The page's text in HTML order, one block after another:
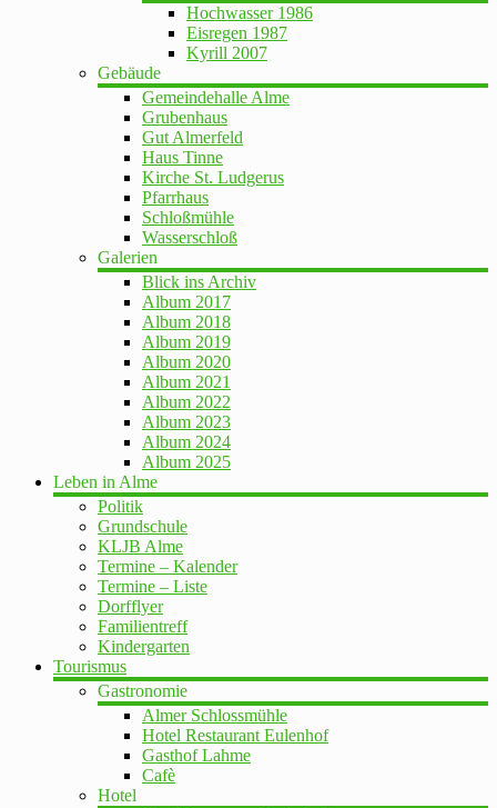
Hochwasser 1986
Eisregen 1987
Kyrill 2007
Gebäude
Gemeindehalle Alme
Grubenhaus
Gut Almerfeld
Haus Tinne
Kirche St. Ludgerus
Pfarrhaus
Schloßmühle
Wasserschloß
Galerien
Blick ins Archiv
Album 2017
Album 2018
Album 2019
Album 2020
Album 2021
Album 2022
Album 2023
Album 2024
Album 2025
Leben in Alme
Politik
Grundschule
KLJB Alme
Termine – Kalender
Termine – Liste
Dorfflyer
Familientreff
Kindergarten
Tourismus
Gastronomie
Almer Schlossmühle
Hotel Restaurant Eulenhof
Gasthof Lahme
Cafè
Hotel